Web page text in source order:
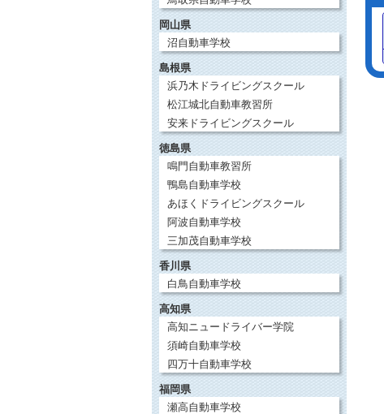
岡山県
沼自動車学校
島根県
浜乃木ドライビングスクール
松江城北自動車教習所
安来ドライビングスクール
徳島県
鳴門自動車教習所
鴨島自動車学校
あほくドライビングスクール
阿波自動車学校
三加茂自動車学校
香川県
白鳥自動車学校
高知県
高知ニュードライバー学院
須崎自動車学校
四万十自動車学校
福岡県
瀬高自動車学校